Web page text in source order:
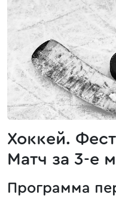
Хоккей.
Матч за 3-е
Программа